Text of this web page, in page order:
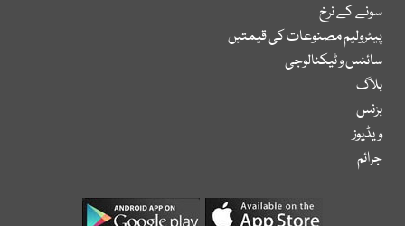
سونے کے نرخ
پیٹرولیم مصنوعات کی قیمتیں
سائنس و ٹیکنالوجی
بلاگ
بزنس
ویڈیوز
جرائم